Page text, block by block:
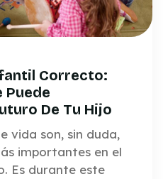
Correcto:
Puede
De Tu Hijo
vida son, sin duda,
importantes en el
Es durante este